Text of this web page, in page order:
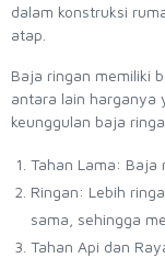
dalam konstruksi
atap.
Baja ringan memiliki
antara lain harganya
keunggulan baja
Tahan Lama: Baja
Ringan: Lebih
sama, sehingga
Tahan Api dan